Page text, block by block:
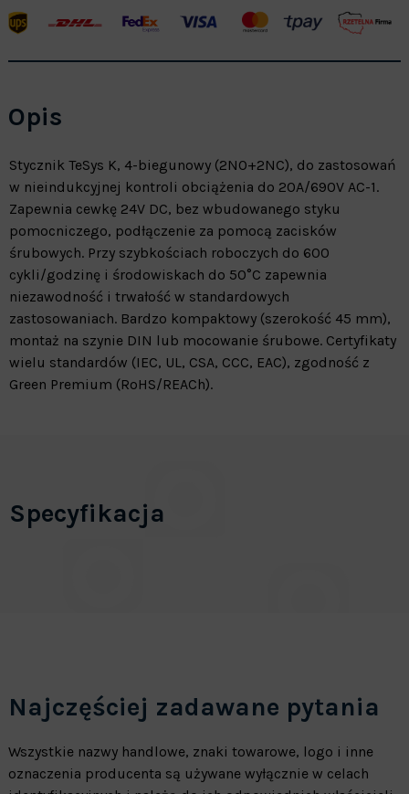
Opis
Stycznik TeSys K, 4-biegunowy (2NO+2NC), do zastosowań
w nieindukcyjnej kontroli obciążenia do 20A/690V AC-1.
Zapewnia cewkę 24V DC, bez wbudowanego styku
pomocniczego, podłączenie za pomocą zacisków
śrubowych. Przy szybkościach roboczych do 600
cykli/godzinę i środowiskach do 50°C zapewnia
niezawodność i trwałość w standardowych
zastosowaniach. Bardzo kompaktowy (szerokość 45 mm),
montaż na szynie DIN lub mocowanie śrubowe. Certyfikaty
wielu standardów (IEC, UL, CSA, CCC, EAC), zgodność z
Green Premium (RoHS/REACh).
Specyfikacja
Najczęściej zadawane pytania
Wszystkie nazwy handlowe, znaki towarowe, logo i inne
oznaczenia producenta są używane wyłącznie w celach